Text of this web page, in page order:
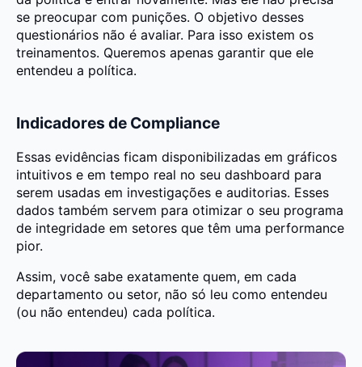
se preocupar com punições. O objetivo desses
questionários não é avaliar. Para isso existem os
treinamentos. Queremos apenas garantir que ele
entendeu a política.
Indicadores de Compliance
Essas evidências ficam disponibilizadas em gráficos
intuitivos e em tempo real no seu dashboard para
serem usadas em investigações e auditorias. Esses
dados também servem para otimizar o seu programa
de integridade em setores que têm uma performance
pior.
Assim, você sabe exatamente quem, em cada
departamento ou setor, não só leu como entendeu
(ou não entendeu) cada política.